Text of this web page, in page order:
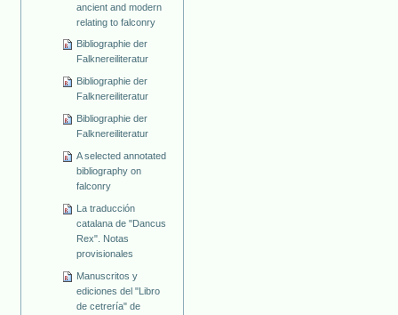
ancient and modern
relating to falconry
Bibliographie der
Falknereiliteratur
Bibliographie der
Falknereiliteratur
Bibliographie der
Falknereiliteratur
A selected annotated
bibliography on
falconry
La traducción
catalana de "Dancus
Rex". Notas
provisionales
Manuscritos y
ediciones del "Libro
de cetrería" de